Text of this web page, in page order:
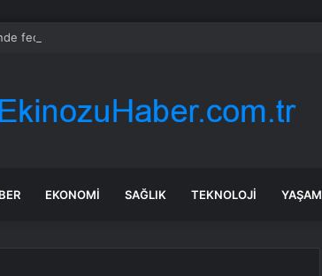
feci ölüm: Servis şoförüne midibüs çarptı
EKONOMI SAĞLIK TEKNOLOJI YAŞAM